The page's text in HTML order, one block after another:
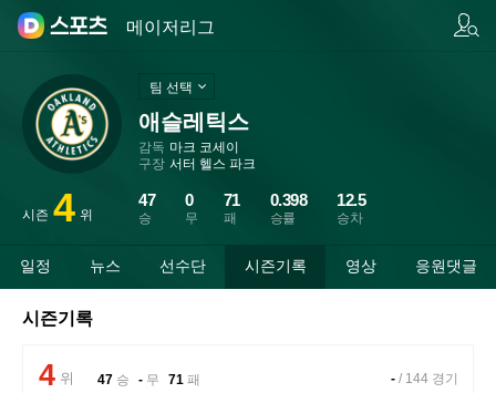
메이저리그
애슬레틱스
감독 마크 코세이
구장 서터 헬스 파크
시즌 4 위 승
47
무
0
패
71
승률
0.398
승차
12.5
팀 선택
일정 뉴스 선수단 시즌기록 영상 응원댓글
시즌기록
4 위 승
47 무
- 패
71 - / 144 경기